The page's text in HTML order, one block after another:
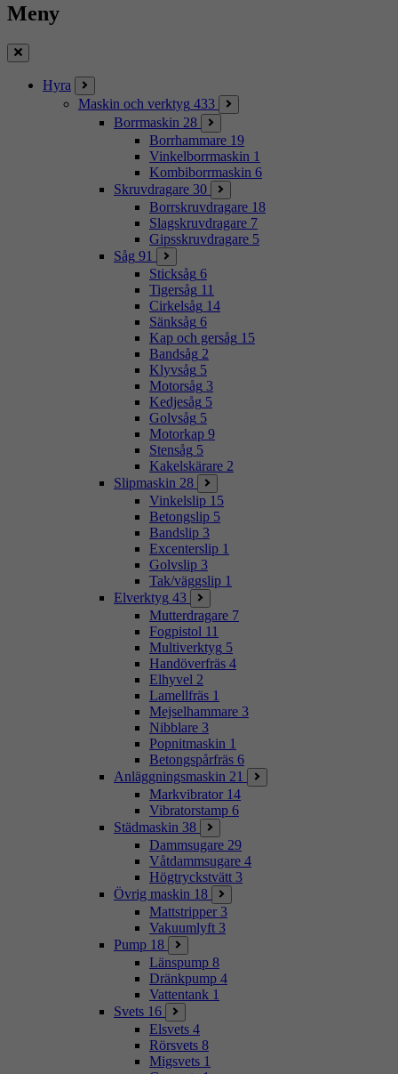
Meny
Stäng
Hyra
Maskin och verktyg 433
Borrmaskin 28
Borrhammare 19
Vinkelborrmaskin 1
Kombiborrmaskin 6
Skruvdragare 30
Borrskruvdragare 18
Slagskruvdragare 7
Gipsskruvdragare 5
Såg 91
Sticksåg 6
Tigersåg 11
Cirkelsåg 14
Sänksåg 6
Kap och gersåg 15
Bandsåg 2
Klyvsåg 5
Motorsåg 3
Kedjesåg 5
Golvsåg 5
Motorkap 9
Stensåg 5
Kakelskärare 2
Slipmaskin 28
Vinkelslip 15
Betongslip 5
Bandslip 3
Excenterslip 1
Golvslip 3
Tak/väggslip 1
Elverktyg 43
Mutterdragare 7
Fogpistol 11
Multiverktyg 5
Handöverfräs 4
Elhyvel 2
Lamellfräs 1
Mejselhammare 3
Nibblare 3
Popnitmaskin 1
Betongspårfräs 6
Anläggningsmaskin 21
Markvibrator 14
Vibratorstamp 6
Städmaskin 38
Dammsugare 29
Våtdammsugare 4
Högtryckstvätt 3
Övrig maskin 18
Mattstripper 3
Vakuumlyft 3
Pump 18
Länspump 8
Dränkpump 4
Vattentank 1
Svets 16
Elsvets 4
Rörsvets 8
Migsvets 1